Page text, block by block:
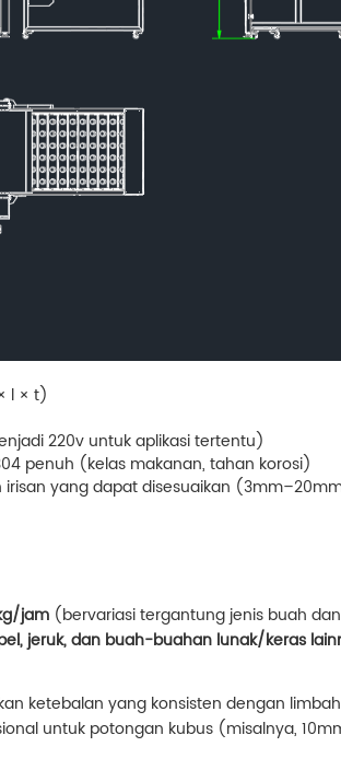
l × t)
220v untuk aplikasi tertentu)
penuh (kelas makanan, tahan korosi)
irisan yang dapat disesuaikan
jam(bervariasi tergantung jenis buah
jeruk, dan buah-buahan lunak/keras
ketebalan yang konsisten dengan
untuk potongan kubus (misalnya,